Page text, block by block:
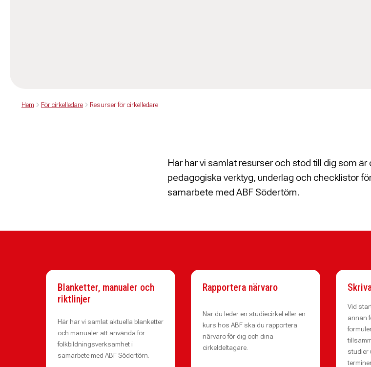
Hem För cirkelledare Resurser för cirkelledare
Här har vi samlat resurser och stöd till dig som
pedagogiska verktyg, underlag och checklistor
samarbete med ABF Södertörn.
Blanketter, manualer och
riktlinjer
Här har vi samlat aktuella blanketter
och manualer att använda för
folkbildningsverksamhet i
samarbete med ABF Södertörn.
Rapportera närvaro
När du leder en studiecirkel eller en
kurs hos ABF ska du rapportera
närvaro för dig och dina
cirkeldeltagare.
Vid
annan
studier